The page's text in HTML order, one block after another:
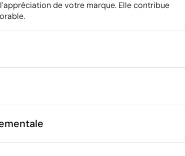
de votre marque. Elle contribue
625 g
Bois